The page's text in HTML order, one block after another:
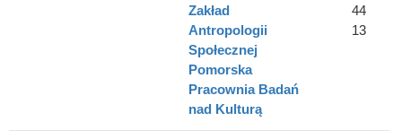
44
13
Zakład
Antropologii
Społecznej
Pomorska
Pracownia Badań
nad Kulturą